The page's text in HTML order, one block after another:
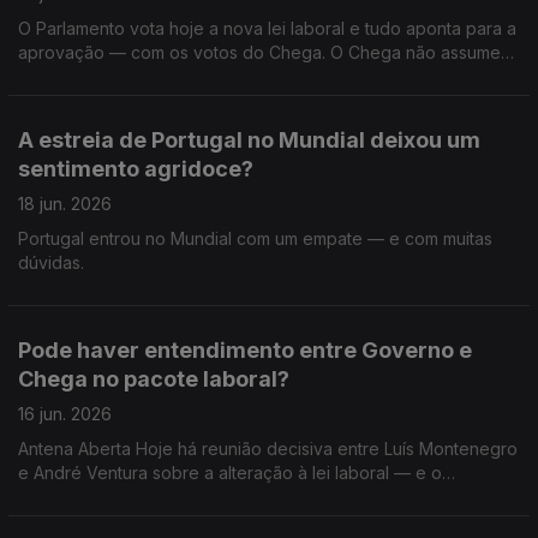
O Parlamento vota hoje a nova lei laboral e tudo aponta para a
aprovação — com os votos do Chega. O Chega não assume
vida de quem trabalha — ou abre a porta a mais
precariedade? Que leitura faz desta aproximação entre
Governo e Chega? E no seu dia-a-dia: o que espera que
mude com esta reforma laboral? O que espera do papel do
Presidente da República?
A estreia de Portugal no Mundial deixou um
sentimento agridoce?
18 jun. 2026
Portugal entrou no Mundial com um empate — e com muitas
dúvidas.
Pode haver entendimento entre Governo e
Chega no pacote laboral?
16 jun. 2026
Antena Aberta Hoje há reunião decisiva entre Luís Montenegro
e André Ventura sobre a alteração à lei laboral — e o